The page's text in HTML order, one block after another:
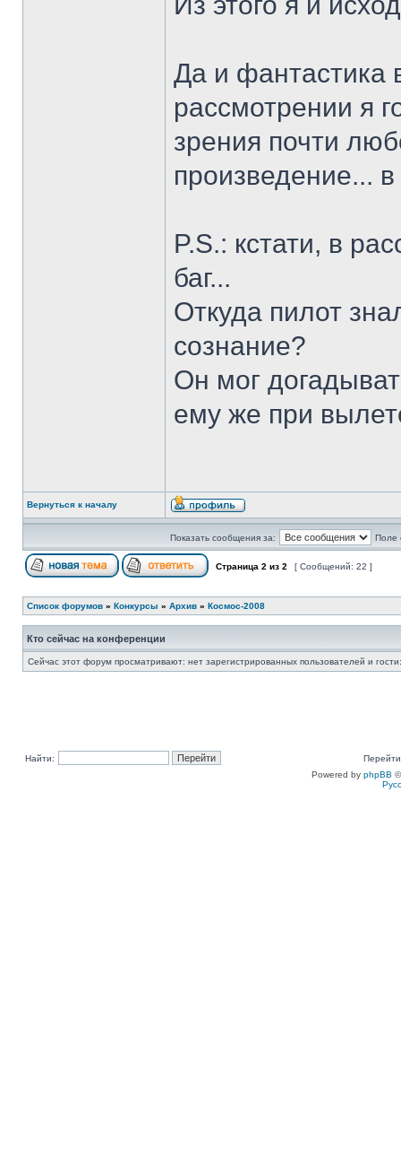
Да и фантастика
рассмотрении я
зрения почти
произведение...
P.S.: кстати, в
баг...
Откуда пилот
сознание?
Он мог
ему же при
Вернуться к началу
Показать сообщения за: Поле
Страница 2 из 2 [ Сообщений: 22 ]
Список форумов » Конкурсы » Архив » Космос-2008
Кто сейчас на конференции
Сейчас этот форум просматривают: нет зарегистрированных пользователей и
Найти:
Powered by phpBB